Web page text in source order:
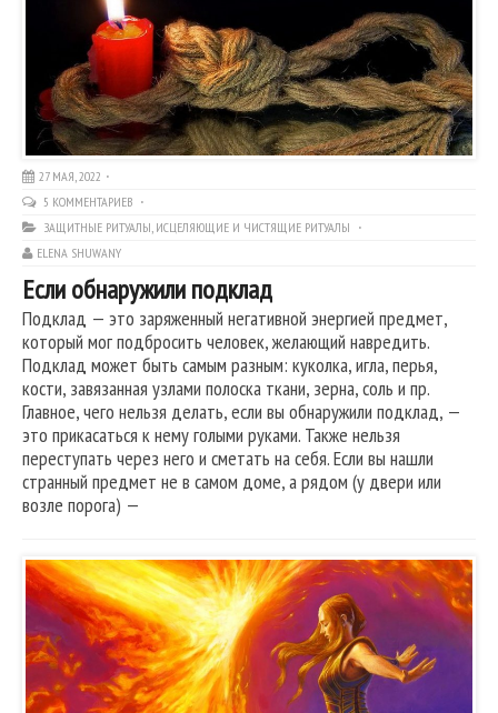
27 МАЯ, 2022
5 КОММЕНТАРИЕВ
ЗАЩИТНЫЕ РИТУАЛЫ, ИСЦЕЛЯЮЩИЕ И ЧИСТЯЩИЕ РИТУАЛЫ
ELENA SHUWANY
Если обнаружили подклад
Подклад — это заряженный негативной энергией предмет,
который мог подбросить человек, желающий навредить.
Подклад может быть самым разным: куколка, игла, перья,
кости, завязанная узлами полоска ткани, зерна, соль и пр.
Главное, чего нельзя делать, если вы обнаружили подклад, —
это прикасаться к нему голыми руками. Также нельзя
переступать через него и сметать на себя. Если вы нашли
странный предмет не в самом доме, а рядом (у двери или
возле порога) —